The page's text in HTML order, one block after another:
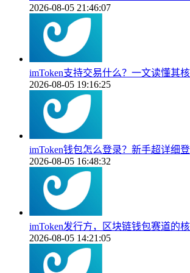
2026-08-05 21:46:07
imToken支持交易什么？一文读懂其
2026-08-05 19:16:25
imToken钱包怎么登录？新手超详细
2026-08-05 16:48:32
imToken发行方，区块链钱包赛道的
2026-08-05 14:21:05